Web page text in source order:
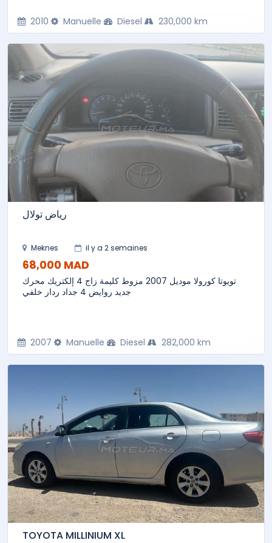
2010 Manuelle Diesel 230,000 km
رياض تولال
Meknes il y a 2 semaines
68,000 MAD
تويوتا كورولا موديل 2007 مزوط كليمة زاج 4 إلكتريك محرك
جديد روايض 4 جداد ردار خلفي
2007 Manuelle Diesel 282,000 km
TOYOTA MILLINIUM XL